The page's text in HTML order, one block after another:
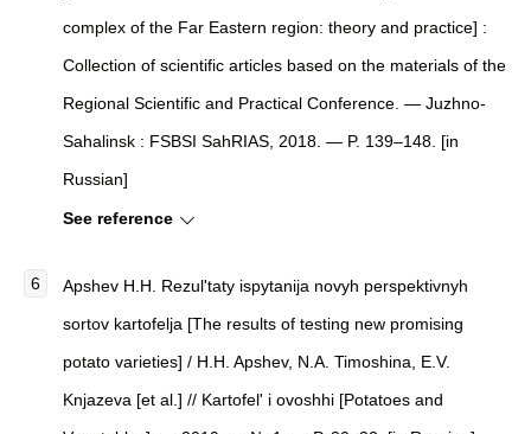
complex of the Far Eastern region: theory and practice] :
Collection of scientific articles based on the materials of the
Regional Scientific and Practical Conference. — Juzhno-
Sahalinsk : FSBSI SahRIAS, 2018. — P. 139–148. [in
Russian]
See reference
Apshev H.H. Rezul'taty ispytanija novyh perspektivnyh
sortov kartofelja [The results of testing new promising
potato varieties] / H.H. Apshev, N.A. Timoshina, E.V.
Knjazeva [et al.] // Kartofel' i ovoshhi [Potatoes and